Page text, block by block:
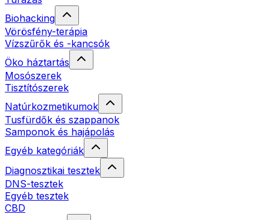
Biohacking
Vörösfény-terápia
Vízszűrők és -kancsók
Öko háztartás
Mosószerek
Tisztítószerek
Natúrkozmetikumok
Tusfürdők és szappanok
Samponok és hajápolás
Egyéb kategóriák
Diagnosztikai tesztek
DNS-tesztek
Egyéb tesztek
CBD